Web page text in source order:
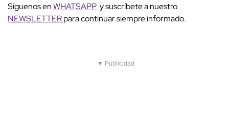
Síguenos enWHATSAPP y suscríbete a nuestro
NEWSLETTERpara continuar siempre informado.
▼ Publicidad